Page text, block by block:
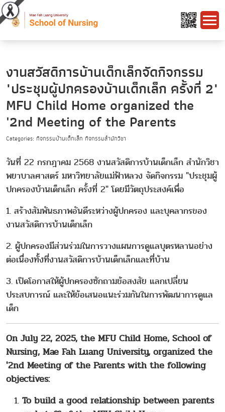
งานสวัสดิการบ้านเด็กเล็กจัดกิจกรรม
"ประชุมผู้ปกครองบ้านเด็กเล็ก ครั้งที่ 2"
MFU Child Home organized the
'2nd Meeting of the Parents
Categories: กิจกรรมบ้านเด็กเล็ก กิจกรรมสำนักวิชา
วันที่ 22 กรกฎาคม 2568 งานสวัสดิการบ้านเด็กเล็ก สำนักวิชา
พยาบาลศาสตร์ มหาวิทยาลัยแม่ฟ้าหลวง จัดกิจกรรม "ประชุมผู้
ปกครองบ้านเด็กเล็ก ครั้งที่ 2" โดยมีวัตถุประสงค์เพื่อ
1. สร้างสัมพันธภาพอันดีระหว่างผู้ปกครอง และบุคลากรของ
งานสวัสดิการบ้านเด็กเล็ก
2. ผู้ปกครองมีส่วนร่วมในการวางแผนการดูแลบุตรหลานอย่าง
ต่อเนื่องทั้งที่งานสวัสดิการบ้านเด็กเล็กและที่บ้าน
3. เปิดโอกาสให้ผู้ปกครองซักถามข้อสงสัย แลกเปลี่ยน
ประสบการณ์ และให้ข้อเสนอแนะร่วมกันในการพัฒนาการดูแล
เด็ก
On July 22, 2025, the MFU Child Home, School of
Nursing, Mae Fah Luang University, organized the
'2nd Meeting of the Parents with the following
objectives:
To build a good relationship between parents